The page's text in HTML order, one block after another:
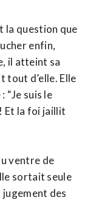
la question que
enfin,
il atteint sa
tout d’elle. Elle
“Je suis le
Et la foi jaillit
ventre de
sortait seule
jugement des